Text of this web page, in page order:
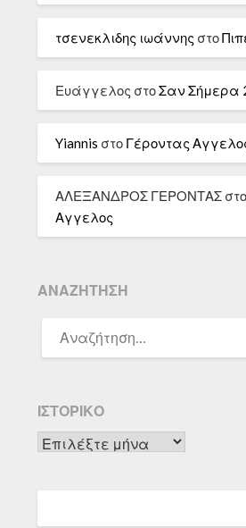
τσενεκλιδης ιωάννης στο
Ευάγγελος στοΣαν Σήμερα 2
Yiannis στο Γέροντας
ΑΛΕΞΑΝΔΡΟΣ ΓΕΡΟΝΤΑΣ στο
Αγγελος
ΑΝΑΖΉΤΗΣΗ
ΓΙΑ:
ΙΣΤΟΡΙΚΌ
Ιστορικό